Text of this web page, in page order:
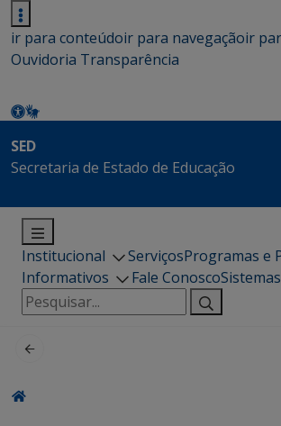
ir para conteúdoir para navegaçãoir
Ouvidoria Transparência
SED
Secretaria de Estado de Educação
Institucional ServiçosProgramas e
Informativos
Fale ConoscoSistemas
Pesquisar
por: